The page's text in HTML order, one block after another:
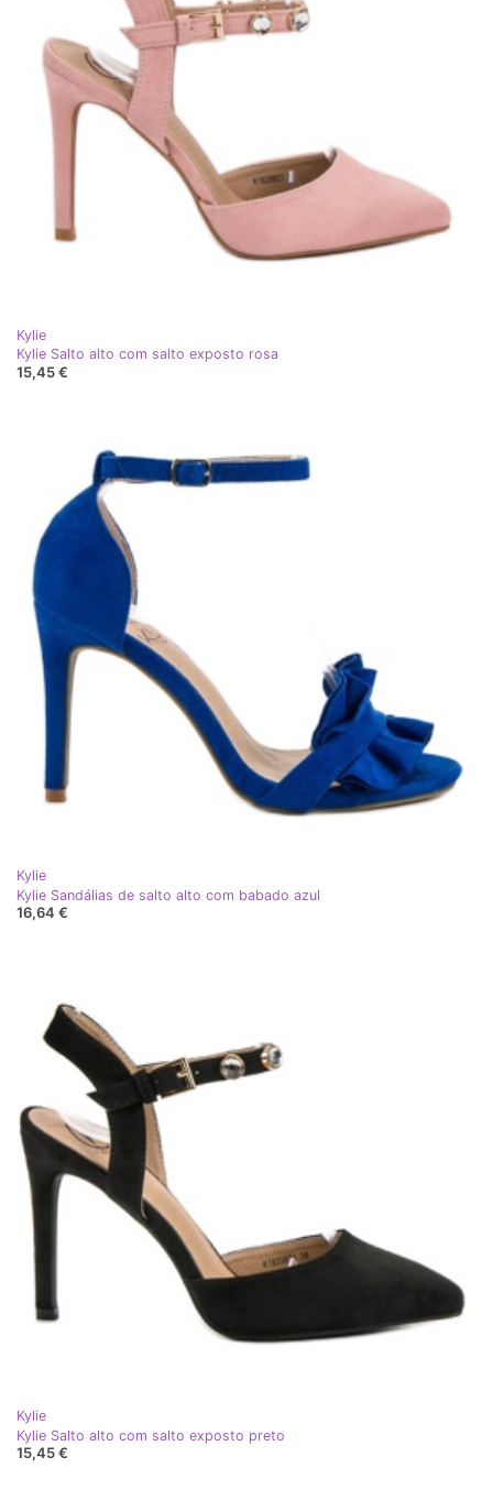
Kylie
Kylie Salto alto com salto exposto rosa
15,45 €
Kylie
Kylie Sandálias de salto alto com babado azul
16,64 €
Kylie
Kylie Salto alto com salto exposto preto
15,45 €